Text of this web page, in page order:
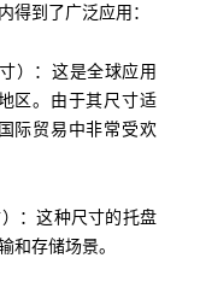
得到了广泛应用：
）：这是全球应用
区。由于其尺寸适
际贸易中非常受欢
：这种尺寸的托盘
和存储场景。